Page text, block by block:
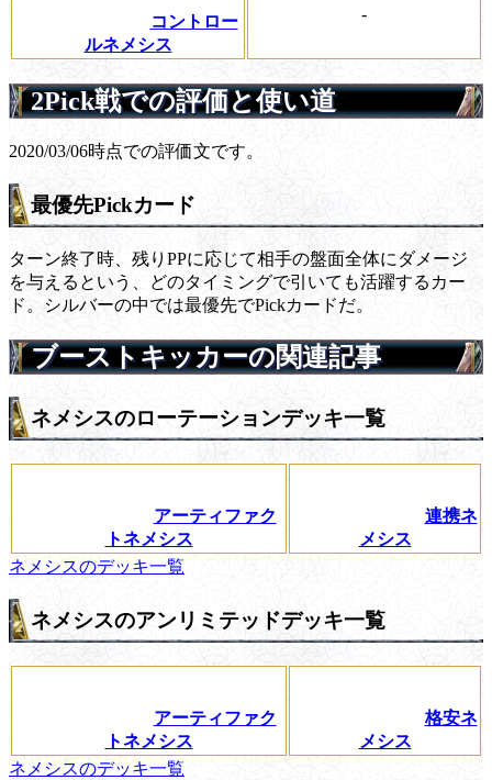
コントロー
ルネメシス
-
2Pick戦での評価と使い道
2020/03/06時点での評価文です。
最優先Pickカード
ターン終了時、残りPPに応じて相手の盤面全体にダメージ
を与えるという、どのタイミングで引いても活躍するカー
ド。シルバーの中では最優先でPickカードだ。
ブーストキッカーの関連記事
ネメシスのローテーションデッキ一覧
アーティファク
トネメシス
連携ネ
メシス
ネメシスのデッキ一覧
ネメシスのアンリミテッドデッキ一覧
アーティファク
トネメシス
格安ネ
メシス
ネメシスのデッキ一覧